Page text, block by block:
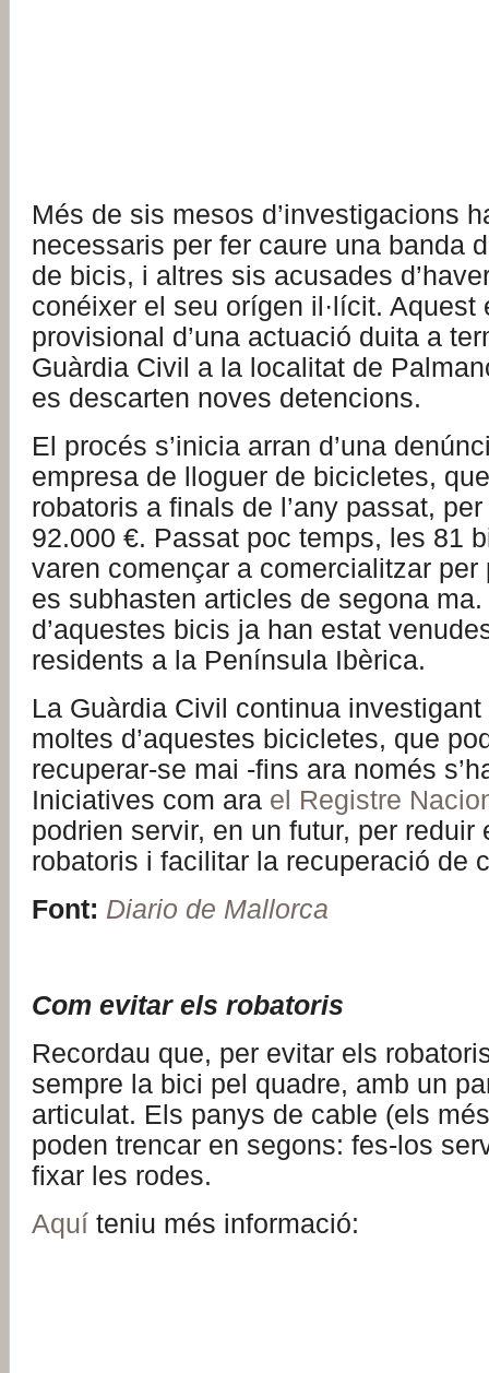
Més de sis mesos d’investigacions
necessaris per fer caure una banda
de bicis, i altres sis acusades
conéixer el seu orígen il·lícit. Aquest
provisional d’una actuació duita a
Guàrdia Civil a la localitat de
es descarten noves detencions.
El procés s’inicia arran d’una
empresa de lloguer de bicicletes,
robatoris a finals de l’any passat,
92.000 €. Passat poc temps, les 81
varen començar a comercialitzar per
es subhasten articles de segona
d’aquestes bicis ja han estat
residents a la Península Ibèrica.
La Guàrdia Civil continua
moltes d’aquestes bicicletes, que
recuperar-se mai -fins ara només
Iniciatives com ara el Registre
podrien servir, en un futur, per reduir
robatoris i facilitar la recuperació de
Font: Diario de Mallorca
Com evitar els robatoris
Recordau que, per evitar els
sempre la bici pel quadre, amb un
articulat. Els panys de cable (els
poden trencar en segons: fes-los
fixar les rodes.
Aquí teniu més informació: